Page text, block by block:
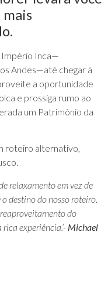
mais
Império Inca—
Andes—até chegar à
a oportunidade
e prossiga rumo ao
um Patrimônio da
roteiro alternativo,
relaxamento em vez de
destino do nosso roteiro.
do
experiência.’- Michael